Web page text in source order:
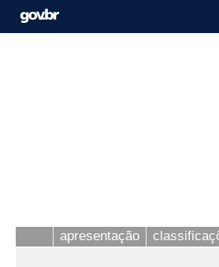
apresentação